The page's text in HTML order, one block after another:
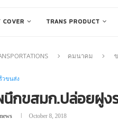
COVER TRANS PRODUCT
คมนาคม
วขนส่ง
กขสมก.ปล่อยฝูง
October 8, 2018